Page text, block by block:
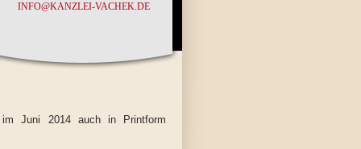
INFO@KANZLEI-VACHEK.DE
im Juni 2014 auch in Printform